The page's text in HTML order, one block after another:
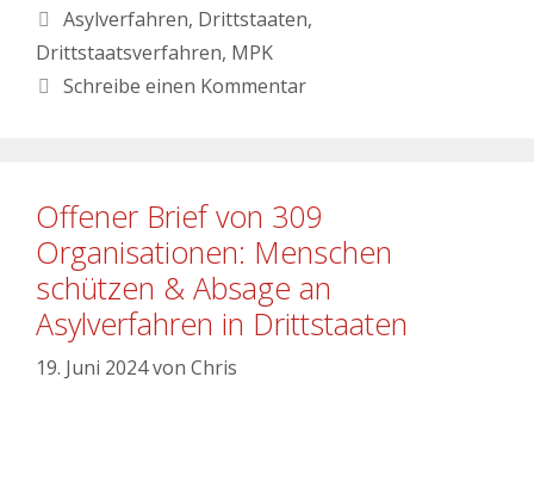
Asylverfahren, Drittstaaten,
Drittstaatsverfahren, MPK
Schreibe einen Kommentar
Offener Brief von 309
Organisationen: Menschen
schützen & Absage an
Asylverfahren in Drittstaaten
19. Juni 2024von Chris